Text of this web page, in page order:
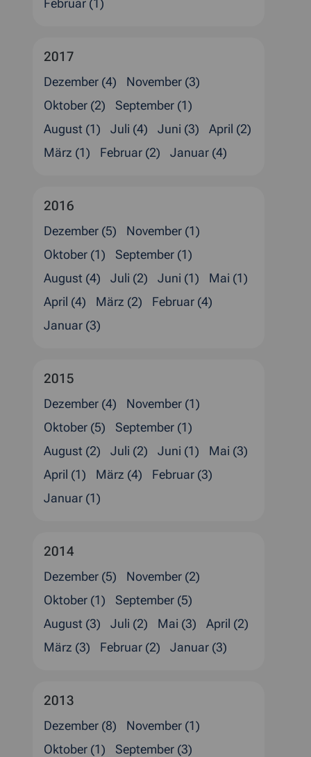
Februar (1)
2017
Dezember (4)
November (3)
Oktober (2)
September (1)
August (1)
Juli (4) Juni (3)
April (2)
März (1)
Februar (2) Januar (4)
2016
Dezember (5)
November (1)
Oktober (1)
September (1)
August (4)
Juli (2) Juni (1)
Mai (1)
April (4)
März (2)
Februar (4)
Januar (3)
2015
Dezember (4)
November (1)
Oktober (5)
September (1)
August (2)
Juli (2) Juni (1)
Mai (3)
April (1)
März (4)
Februar (3)
Januar (1)
2014
Dezember (5)
November (2)
Oktober (1)
September (5)
August (3)
Juli (2) Mai (3)
April (2)
März (3)
Februar (2) Januar (3)
2013
Dezember (8)
November (1)
Oktober (1)
September (3)